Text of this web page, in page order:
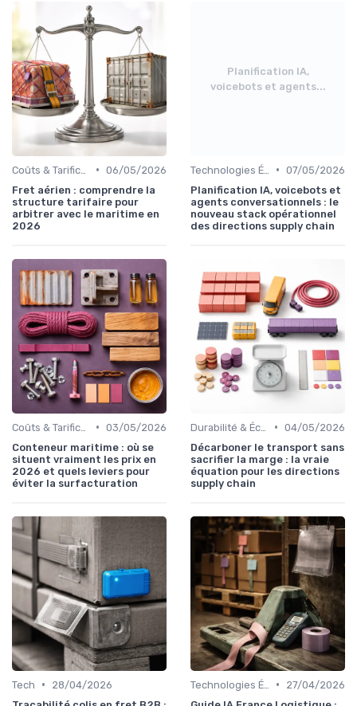
• 06/05/2026
Fret aérien : comprendre la
structure tarifaire pour
arbitrer avec le maritime en
2026
Planification IA,
voicebots et agents...
• 07/05/2026
Planification IA, voicebots et
agents conversationnels : le
nouveau stack opérationnel
des directions supply chain
• 03/05/2026
Conteneur maritime : où se
situent vraiment les prix en
2026 et quels leviers pour
éviter la surfacturation
• 04/05/2026
Décarboner le transport sans
sacrifier la marge : la vraie
équation pour les directions
supply chain
Tech •
28/04/2026
•
27/04/2026